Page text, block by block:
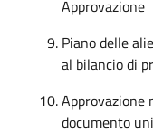
Approvazione
Piano delle
al bilancio di
Approvazione
documento